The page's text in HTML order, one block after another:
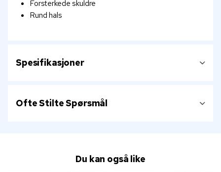
Forsterkede skuldre
Rund hals
Spesifikasjoner
Ofte Stilte Spørsmål
Du kan også like